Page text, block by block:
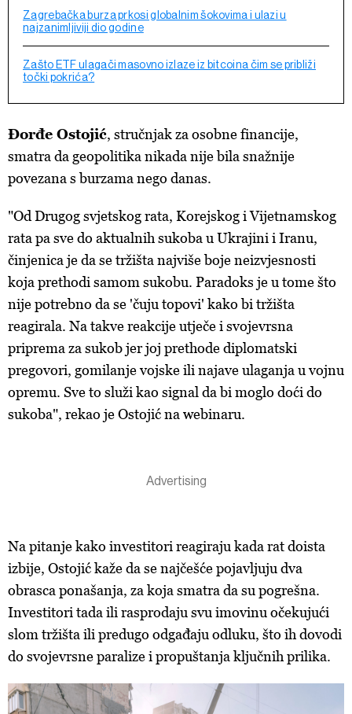
Zagrebačka burza prkosi globalnim šokovima i ulazi u
najzanimljiviji dio godine
Zašto ETF ulagači masovno izlaze iz bitcoina čim se približi
točki pokrića?
Đorđe Ostojić, stručnjak za osobne financije,
smatra da geopolitika nikada nije bila snažnije
povezana s burzama nego danas.
"Od Drugog svjetskog rata, Korejskog i Vijetnamskog
rata pa sve do aktualnih sukoba u Ukrajini i Iranu,
činjenica je da se tržišta najviše boje neizvjesnosti
koja prethodi samom sukobu. Paradoks je u tome što
nije potrebno da se 'čuju topovi' kako bi tržišta
reagirala. Na takve reakcije utječe i svojevrsna
priprema za sukob jer joj prethode diplomatski
pregovori, gomilanje vojske ili najave ulaganja u vojnu
opremu. Sve to služi kao signal da bi moglo doći do
sukoba", rekao je Ostojić na webinaru.
Na pitanje kako investitori reagiraju kada rat doista
izbije, Ostojić kaže da se najčešće pojavljuju dva
obrasca ponašanja, za koja smatra da su pogrešna.
Investitori tada ili rasprodaju svu imovinu očekujući
slom tržišta ili predugo odgađaju odluku, što ih dovodi
do svojevrsne paralize i propuštanja ključnih prilika.